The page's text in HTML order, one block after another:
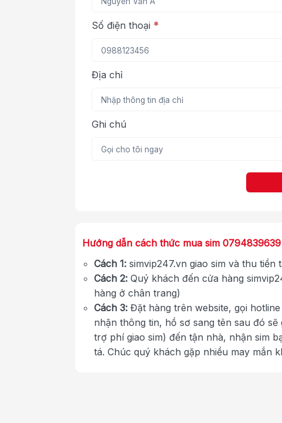
Số điện thoại *
Địa chỉ
Ghi chú
Hướng dẫn cách thức mua sim 0794839639
Cách 1: simvip247.vn giao sim và thu tiền
Cách 2: Quý khách đến cửa hàng
hàng ở chân trang)
Cách 3: Đặt hàng trên website, gọi
nhận thông tin, hồ sơ sang tên sau đó
trợ phí giao sim) đến tận nhà, nhận sim
tá. Chúc quý khách gặp nhiều may mắn